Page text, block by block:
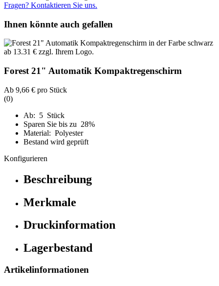
Fragen? Kontaktieren Sie uns.
Ihnen könnte auch gefallen
Forest 21" Automatik Kompaktregenschirm
Ab 9,66 € pro Stück
(0)
Ab: 5 Stück
Sparen Sie bis zu 28%
Material: Polyester
Bestand wird geprüft
Konfigurieren
Beschreibung
Merkmale
Druckinformation
Lagerbestand
Artikelinformationen